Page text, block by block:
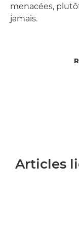
menacées,
jamais.
Articles